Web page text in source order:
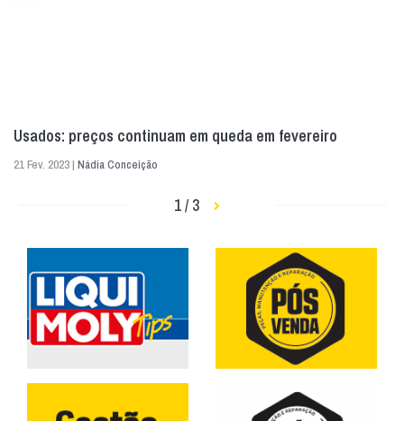
Usados: preços continuam em queda em fevereiro
21 Fev. 2023 | Nádia Conceição
1 / 3